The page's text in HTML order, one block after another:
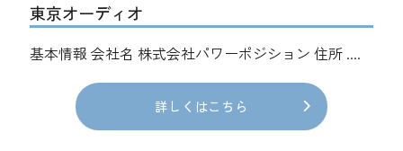
東京オーディオ
基本情報 会社名 株式会社パワーポジション 住所 ....
詳しくはこちら